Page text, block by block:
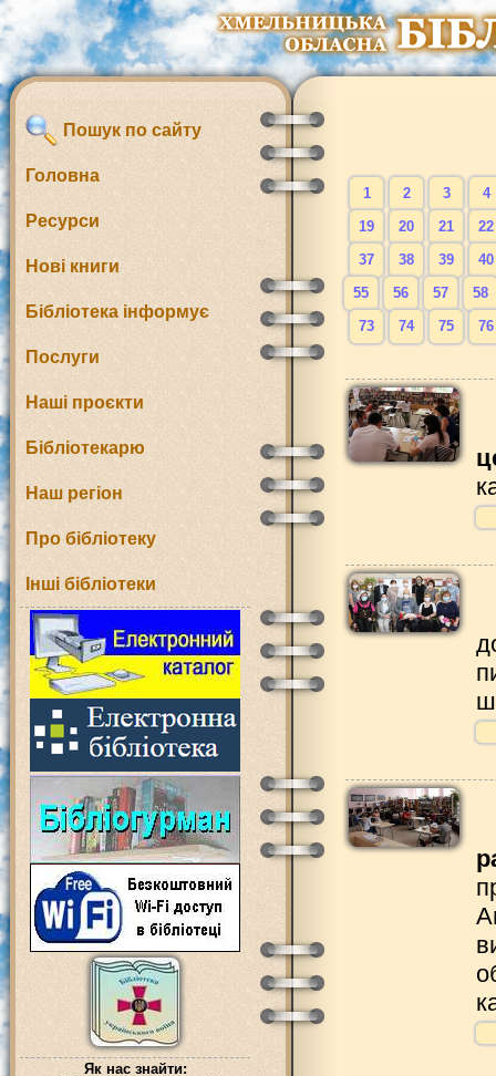
Пошук по сайту
Головна
Ресурси
Нові книги
Бібліотека інформує
Послуги
Наші проєкти
Бібліотекарю
Наш регіон
Про бібліотеку
Інші бібліотеки
Як нас знайти:
1 2 3
4
19
20 21
22
37
38 39
40
55
56 57
58
73
74 75 76